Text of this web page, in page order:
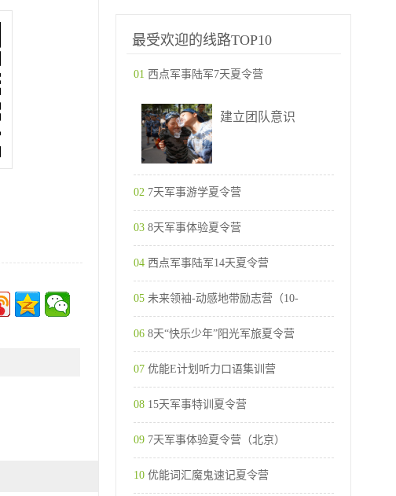
最受欢迎的线路TOP10
01 西点军事陆军7天夏令营
建立团队意识
02 7天军事游学夏令营
03 8天军事体验夏令营
04 西点军事陆军14天夏令营
05 未来领袖-动感地带励志营（10-
06 8天“快乐少年”阳光军旅夏令营
07 优能E计划听力口语集训营
08 15天军事特训夏令营
09 7天军事体验夏令营（北京）
10 优能词汇魔鬼速记夏令营